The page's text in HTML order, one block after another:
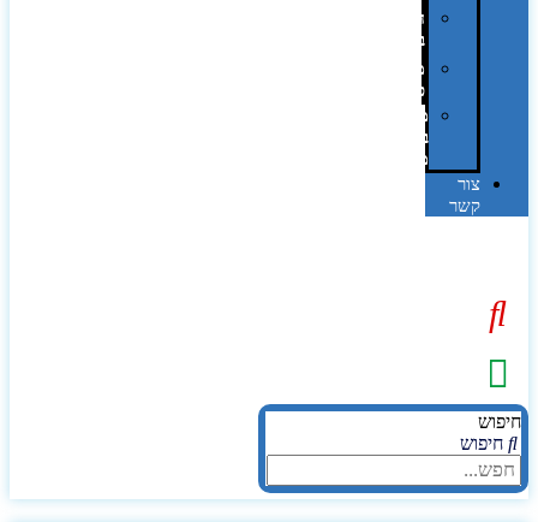
חריטה
בלייזר
מהו
פנטון?
מיתוג
באמצעות
מדבקות
צור
קשר
חיפוש